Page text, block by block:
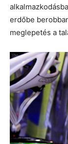
erdőbe
meglepetés a